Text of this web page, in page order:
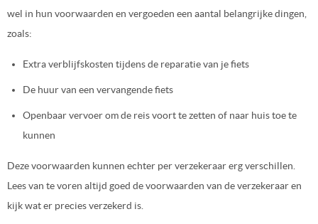
wel in hun voorwaarden en vergoeden een aantal belangrijke dingen,
zoals:
Extra verblijfskosten tijdens de reparatie van je fiets
De huur van een vervangende fiets
Openbaar vervoer om de reis voort te zetten of naar huis toe te
kunnen
Deze voorwaarden kunnen echter per verzekeraar erg verschillen.
Lees van te voren altijd goed de voorwaarden van de verzekeraar en
kijk wat er precies verzekerd is.